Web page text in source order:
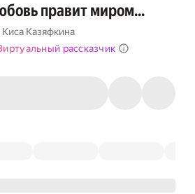
правит миром…
Киса Казяфкина
рассказчик